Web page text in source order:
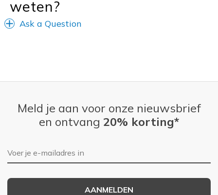
Travel
Width
Feels true to width
weten?
Ask a Question
Meld je aan voor onze nieuwsbrief
en ontvang 20% korting*
E-mailadres
AANMELDEN